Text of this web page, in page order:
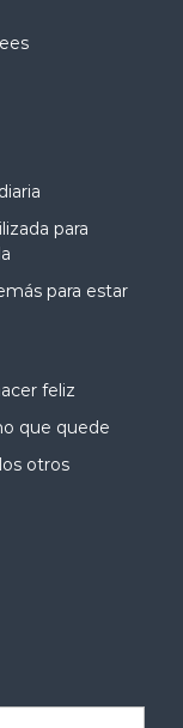
para
para estar
feliz
que quede
otros